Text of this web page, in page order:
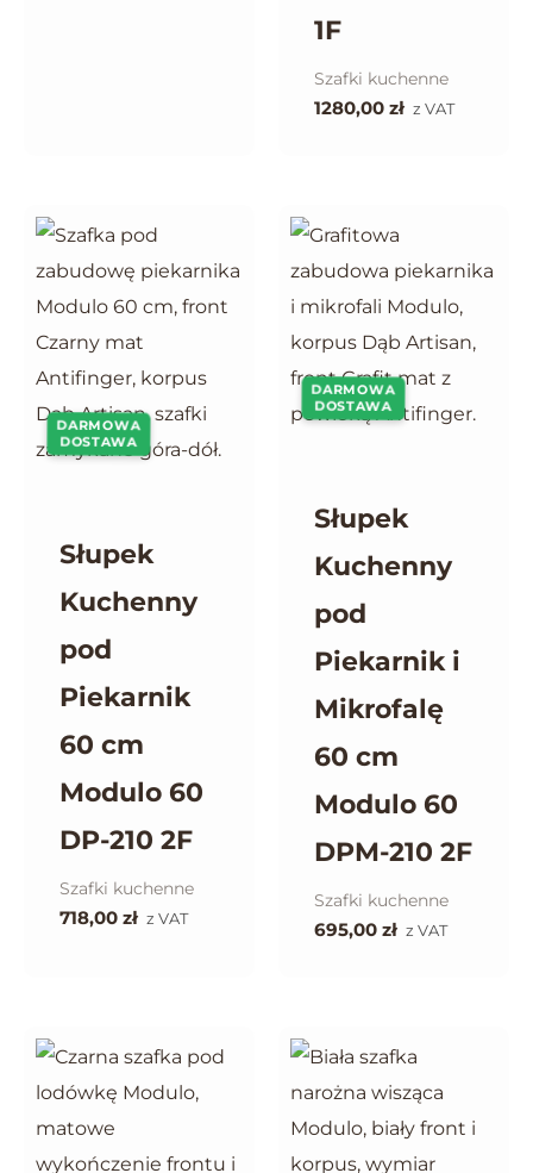
1F
Szafki kuchenne
1280,00 zł z VAT
DARMOWA
DOSTAWA
Słupek
Kuchenny
pod
Piekarnik
60 cm
Modulo 60
DP-210 2F
Szafki kuchenne
718,00 zł z VAT
DARMOWA
DOSTAWA
Słupek
Kuchenny
pod
Piekarnik i
Mikrofalę
60 cm
Modulo 60
DPM-210 2F
Szafki kuchenne
695,00 zł z VAT